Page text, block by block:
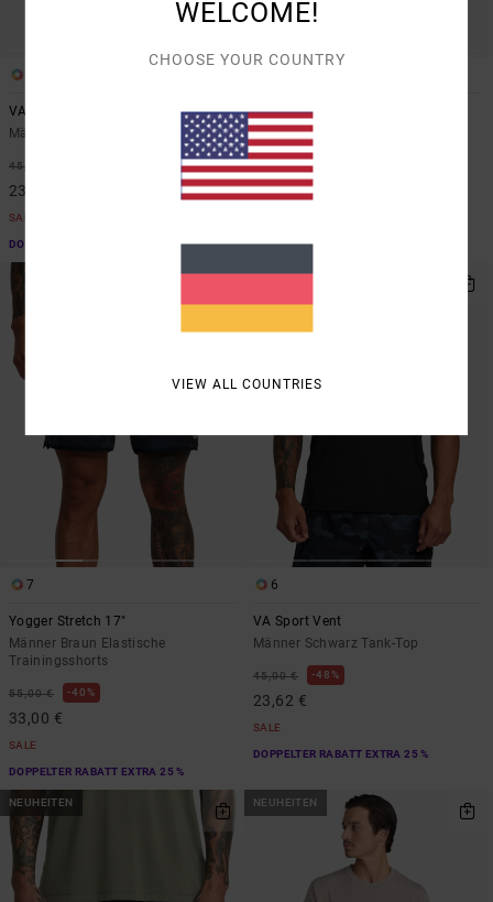
VA Sport Vent
Männer Blau Tank-Top
45,00 €
23,62 €
SALE
DOPPELTER RABATT EXTRA 25 %
VA Sport Vent
Männer Braun Tank-Top
45,00 €
16,87 €
DOPPELTER RABATT EXTRA 25 %
7
Yogger Stretch 17"
Männer Braun Elastische
Trainingsshorts
55,00 € 40%
33,00 €
SALE
DOPPELTER RABATT EXTRA 25 %
6
VA Sport Vent
Männer Schwarz Tank-Top
45,00 € 48%
23,62 €
SALE
DOPPELTER RABATT EXTRA 25 %
NEUHEITEN NEUHEITEN
WELCOME!
CHOOSE YOUR COUNTRY
VIEW ALL COUNTRIES